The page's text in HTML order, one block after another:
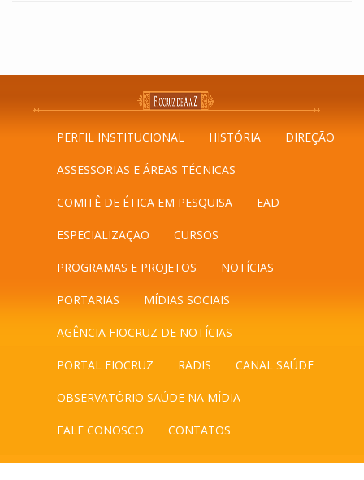
PERFIL INSTITUCIONAL HISTÓRIA DIREÇÃO
ASSESSORIAS E ÁREAS TÉCNICAS
COMITÊ DE ÉTICA EM PESQUISA EAD
ESPECIALIZAÇÃO CURSOS
PROGRAMAS E PROJETOS NOTÍCIAS
PORTARIAS MÍDIAS SOCIAIS
AGÊNCIA FIOCRUZ DE NOTÍCIAS
PORTAL FIOCRUZ RADIS CANAL SAÚDE
OBSERVATÓRIO SAÚDE NA MÍDIA
FALE CONOSCO CONTATOS